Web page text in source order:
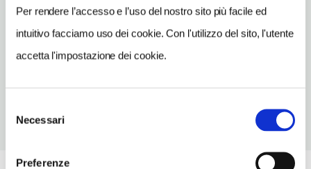
Per rendere l’accesso e l’uso del nostro sito più facile ed
intuitivo facciamo uso dei cookie. Con l'utilizzo del sito, l'utente
accetta l'impostazione dei cookie.
delNecessari
Preferenze
TELEFONO
NUMERO CAMERE